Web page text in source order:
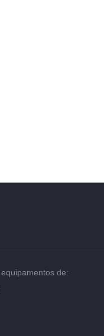
de: